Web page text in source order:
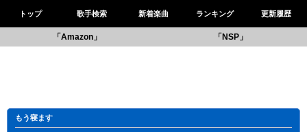
トップ 歌手検索 新着楽曲 ランキング 更新履歴
「Amazon」 「NSP」
もう寝ます